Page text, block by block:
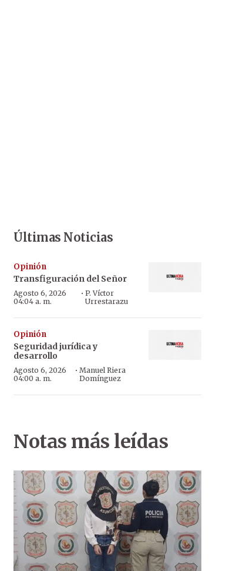
Últimas Noticias
Opinión
Transfiguración del Señor
Agosto 6, 2026
04:04 a. m.
· P. Víctor
Urrestarazu
Opinión
Seguridad jurídica y
desarrollo
Agosto 6, 2026
04:00 a. m.
· Manuel Riera
Domínguez
Notas más leídas